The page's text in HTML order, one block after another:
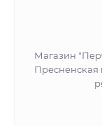
Магазин
Пресненская